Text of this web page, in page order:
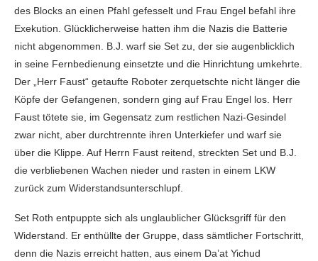
des Blocks an einen Pfahl gefesselt und Frau Engel befahl ihre
Exekution. Glücklicherweise hatten ihm die Nazis die Batterie
nicht abgenommen. B.J. warf sie Set zu, der sie augenblicklich
in seine Fernbedienung einsetzte und die Hinrichtung umkehrte.
Der „Herr Faust“ getaufte Roboter zerquetschte nicht länger die
Köpfe der Gefangenen, sondern ging auf Frau Engel los. Herr
Faust tötete sie, im Gegensatz zum restlichen Nazi-Gesindel
zwar nicht, aber durchtrennte ihren Unterkiefer und warf sie
über die Klippe. Auf Herrn Faust reitend, streckten Set und B.J.
die verbliebenen Wachen nieder und rasten in einem LKW
zurück zum Widerstandsunterschlupf.
Set Roth entpuppte sich als unglaublicher Glücksgriff für den
Widerstand. Er enthüllte der Gruppe, dass sämtlicher Fortschritt,
denn die Nazis erreicht hatten, aus einem Da’at Yichud